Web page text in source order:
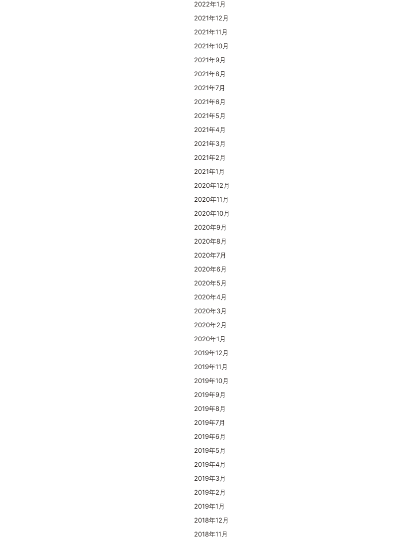
2022年1月
2021年12月
2021年11月
2021年10月
2021年9月
2021年8月
2021年7月
2021年6月
2021年5月
2021年4月
2021年3月
2021年2月
2021年1月
2020年12月
2020年11月
2020年10月
2020年9月
2020年8月
2020年7月
2020年6月
2020年5月
2020年4月
2020年3月
2020年2月
2020年1月
2019年12月
2019年11月
2019年10月
2019年9月
2019年8月
2019年7月
2019年6月
2019年5月
2019年4月
2019年3月
2019年2月
2019年1月
2018年12月
2018年11月